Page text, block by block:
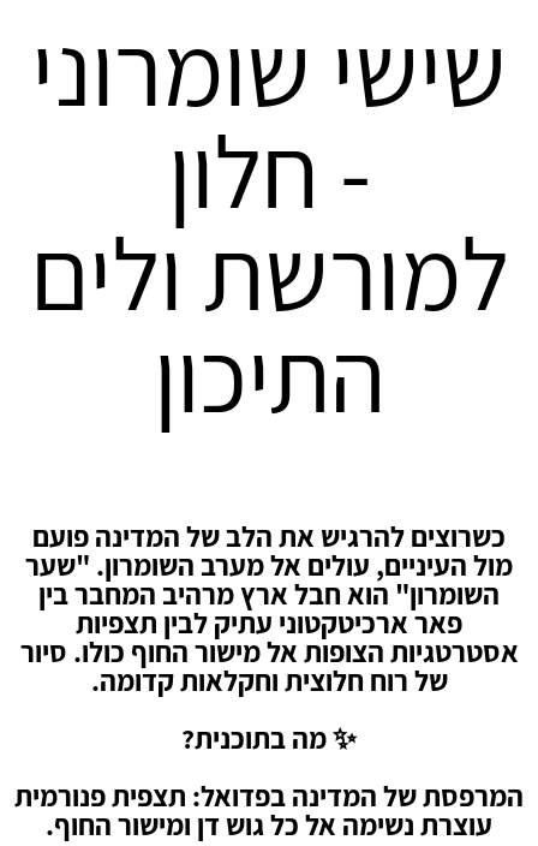
שישי שומרוני
- חלון
למורשת ולים
התיכון
כשרוצים להרגיש את הלב של המדינה פועם
מול העיניים, עולים אל מערב השומרון. "שער
השומרון" הוא חבל ארץ מרהיב המחבר בין
פאר ארכיטקטוני עתיק לבין תצפיות
אסטרטגיות הצופות אל מישור החוף כולו. סיור
של רוח חלוצית וחקלאות קדומה.
✨ מה בתוכנית?
המרפסת של המדינה בפדואל: תצפית פנורמית
עוצרת נשימה אל כל גוש דן ומישור החוף.